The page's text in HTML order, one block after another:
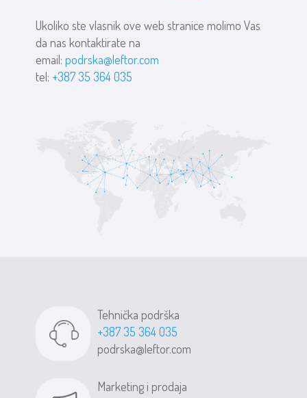
Ukoliko ste vlasnik ove web stranice molimo Vas
da nas kontaktirate na
email:podrska@leftor.com
tel: +387 35 364 035
Tehnička podrška
+387 35 364 035
podrska@leftor.com
Marketing i prodaja